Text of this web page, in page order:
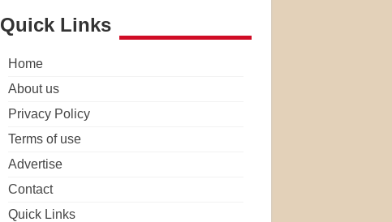
Quick Links
Home
About us
Privacy Policy
Terms of use
Advertise
Contact
Quick Links